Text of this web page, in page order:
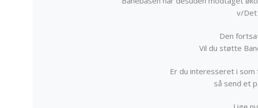
v/Det
Den
Vil du støtte
Er du interesseret i
så send et